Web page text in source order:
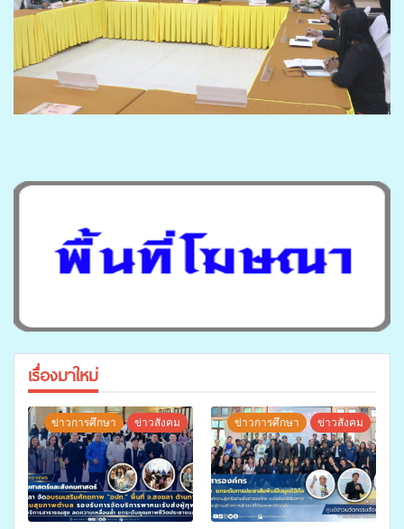
เรื่องมาใหม่
ข่าวการศึกษา ข่าวสังคม ข่าวการศึกษา ข่าวสังคม